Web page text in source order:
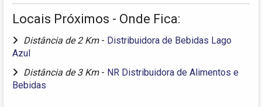
Locais Próximos - Onde Fica:
Distância de 2 Km - Distribuidora de Bebidas Lago
Azul
Distância de 3 Km - NR Distribuidora de Alimentos e
Bebidas